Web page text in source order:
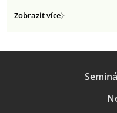
Zobrazit více